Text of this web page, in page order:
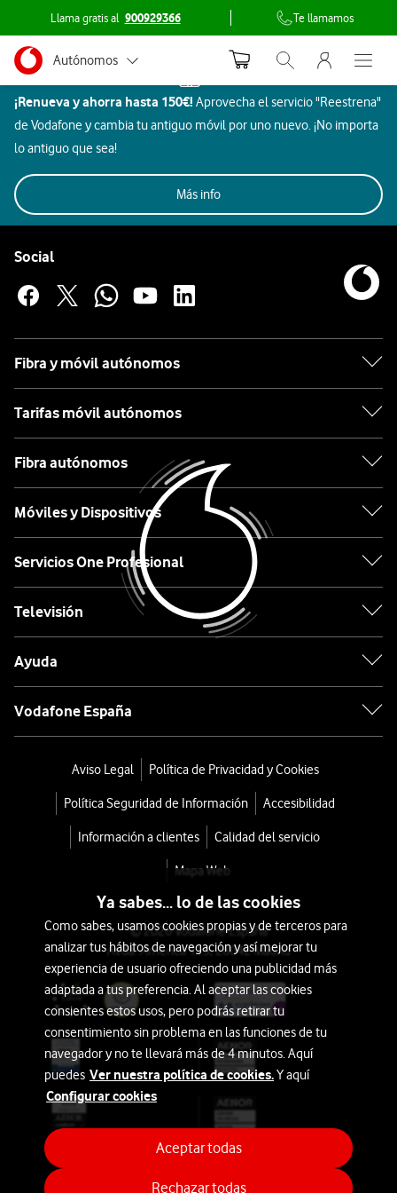
Llama gratis al 900929366 Te llamamos
Ir a la pagina principal de vodafone.es
Menu navegación Segmento
Autónomos
Pymes
Grandes empresas
Particulares
Abrir buscador.
Menu
Abre
Inicio
Dispositivos
Hogar
inteligente
Ninja
TodosRebajasMóvilesBeauty
Aires
Acondicionados
y
Gaming
y ocio
Hogar
inteligente
Ninja
Apple
Samsung
Xiaomi
OPPO
Huawei
Ordenar
por:
Ninja
Heladera
Creami
Deluxe
NC502EU
270€
¡Renueva y ahorra hasta 150€! Aprovecha el servicio "Reestrena"
de Vodafone y cambia tu antiguo móvil por uno nuevo. ¡No importa
lo antiguo que sea!
Más info
Social
Fibra y móvil autónomos
Tarifas móvil autónomos
Fibra autónomos
Móviles y Dispositivos
Servicios One Profesional
Televisión
Ayuda
Vodafone España
Aviso Legal Política de Privacidad y Cookies
Política Seguridad de Información Accesibilidad
Información a clientes Calidad del servicio
Mapa Web
© 2026 Vodafone España
Avda. América 115, 28042 Madrid
Ya sabes... lo de las cookies
Como sabes, usamos cookies propias y de terceros para
analizar tus hábitos de navegación y así mejorar tu
experiencia de usuario ofreciendo una publicidad más
adaptada a tus preferencia. Al aceptar las cookies
consientes estos usos, pero podrás retirar tu
consentimiento sin problema en las funciones de tu
navegador y no te llevará más de 4 minutos. Aquí
puedes Ver nuestra política de cookies.Y aquí
Configurar cookies
Rechazar todas
Aceptar todas